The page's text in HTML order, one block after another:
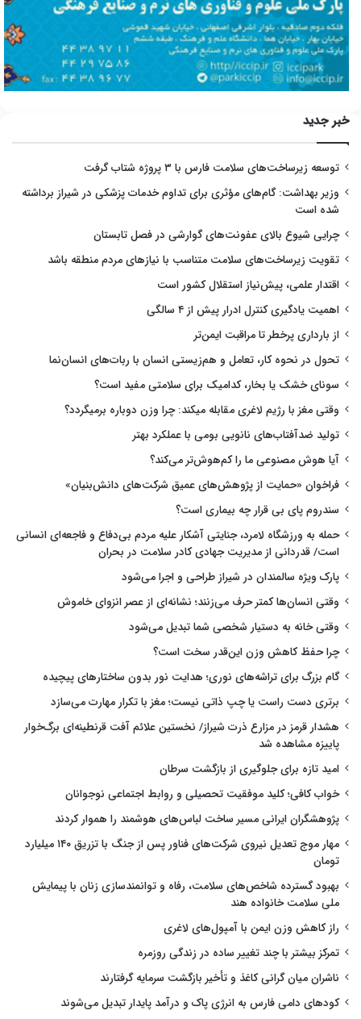
خبر جدید
توسعه زیرساخت‌های سلامت فارس با ۳ پروژه شتاب گرفت
وزیر بهداشت: گام‌های مؤثری برای تداوم خدمات پزشکی در شیراز برداشته
شده است
چرایی شیوع بالای عفونت‌های گوارشی در فصل تابستان
تقویت زیرساخت‌های سلامت متناسب با نیازهای مردم منطقه باشد
اقتدار علمی، پیش‌نیاز استقلال کشور است
اهمیت یادگیری کنترل ادرار پیش از ۴ سالگی
از بارداری پرخطر تا مراقبت ایمن‌تر
تحول در نحوه کار، تعامل و هم‌زیستی انسان با ربات‌های انسان‌نما
سونای خشک یا بخار، کدامیک برای سلامتی مفید است؟
وقتی مغز با رژیم لاغری مقابله میکند: چرا وزن دوباره برمیگردد؟
تولید ضدآفتاب‌های نانویی بومی با عملکرد بهتر
آیا هوش مصنوعی ما را کم‌هوش‌تر می‌کند؟
فراخوان «حمایت از پژوهش‌های عمیق شرکت‌های دانش‌بنیان»
سندروم پای بی قرار چه بیماری است؟
حمله به ورزشگاه لامرد، جنایتی آشکار علیه مردم بی‌دفاع و فاجعه‌ای انسانی
است/ قدردانی از مدیریت جهادی کادر سلامت در بحران
پارک ویژه سالمندان در شیراز طراحی و اجرا می‌شود
وقتی انسان‌ها کمتر حرف می‌زنند؛ نشانه‌ای از عصر انزوای خاموش
وقتی خانه به دستیار شخصی شما تبدیل می‌شود
چرا حفظ کاهش وزن این‌قدر سخت است؟
گام بزرگ برای تراشه‌های نوری؛ هدایت نور بدون ساختارهای پیچیده
برتری دست راست یا چپ ذاتی نیست؛ مغز با تکرار مهارت می‌سازد
هشدار قرمز در مزارع ذرت شیراز/ نخستین علائم آفت قرنطینه‌ای برگ‌خوار
پاییزه مشاهده شد
امید تازه برای جلوگیری از بازگشت سرطان
خواب کافی؛ کلید موفقیت تحصیلی و روابط اجتماعی نوجوانان
پژوهشگران ایرانی مسیر ساخت لباس‌های هوشمند را هموار کردند
مهار موج تعدیل نیروی شرکت‌های فناور پس از جنگ با تزریق ۱۴۰ میلیارد
تومان
بهبود گسترده شاخص‌های سلامت، رفاه و توانمندسازی زنان با پیمایش
ملی سلامت خانواده هند
راز کاهش وزن ایمن با آمپول‌های لاغری
تمرکز بیشتر با چند تغییر ساده در زندگی روزمره
ناشران میان گرانی کاغذ و تأخیر بازگشت سرمایه گرفتارند
کودهای دامی فارس به انرژی پاک و درآمد پایدار تبدیل می‌شوند